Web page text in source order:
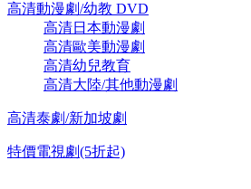
高清動漫劇/幼教 DVD
高清日本動漫劇
高清歐美動漫劇
高清幼兒教育
高清大陸/其他動漫劇
高清泰劇/新加坡劇
特價電視劇(5折起)